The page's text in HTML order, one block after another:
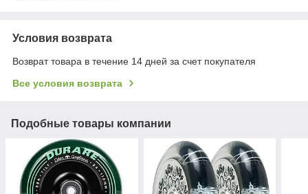
Условия возврата
Возврат товара в течение 14 дней за счет покупателя
Все условия возврата
Подобные товары компании